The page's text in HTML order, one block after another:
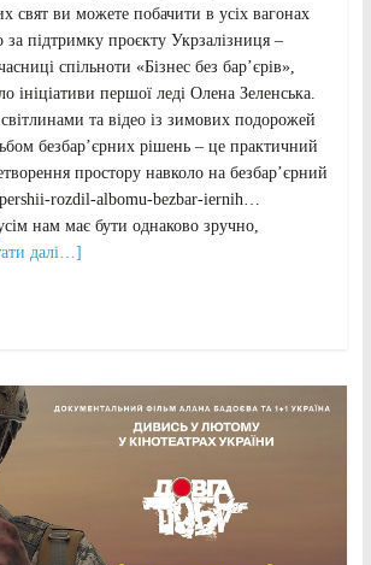
свят ви можете побачити в усіх вагонах
за підтримку проєкту Укрзалізниця –
спільноти «Бізнес без бар’єрів»,
ініціативи першої леді Олена Зеленська.
та відео із зимових подорожей
безбар’єрних рішень – це практичний
простору навколо на безбар’єрний
rozdil-albomu-bezbar-iernih…
нам має бути однаково зручно,
далі…]